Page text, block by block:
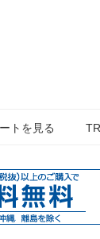
トを見る